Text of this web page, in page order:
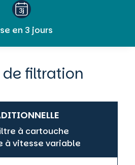
en 3 jours
de filtration
à cartouche
à vitesse variable